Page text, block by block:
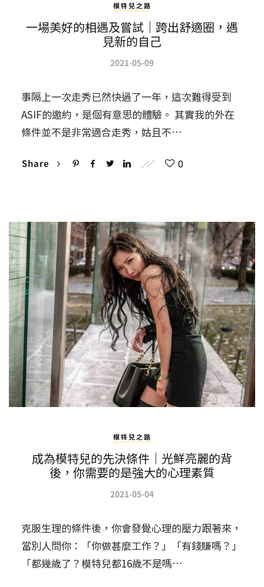
模特兒之路
一場美好的相遇及嘗試｜跨出舒適圈，遇
見新的自己
2021-05-09
事隔上一次走秀已然快過了一年，這次難得受到
ASIF的邀約，是個有意思的體驗。 其實我的外在
條件並不是非常適合走秀，姑且不…
Share 0
模特兒之路
成為模特兒的先決條件｜光鮮亮麗的背
後，你需要的是強大的心理素質
2021-05-04
克服生理的條件後，你會發覺心理的壓力跟著來，
當別人問你：「你做甚麼工作？」「有錢賺嗎？」
「都幾歲了？模特兒都16歲不是嗎…